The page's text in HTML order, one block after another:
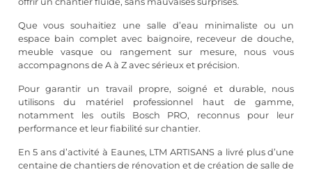
Que vous souhaitiez une salle d’eau minimaliste ou un
espace bain complet avec baignoire, receveur de douche,
meuble vasque ou rangement sur mesure, nous vous
accompagnons de A à Z avec sérieux et précision.
Pour garantir un travail propre, soigné et durable, nous
utilisons du matériel professionnel haut de gamme,
notamment les outils Bosch PRO, reconnus pour leur
performance et leur fiabilité sur chantier.
En 5 ans d’activité à Eaunes, LTM ARTISANS a livré plus d’une
centaine de chantiers de rénovation et de création de salle de